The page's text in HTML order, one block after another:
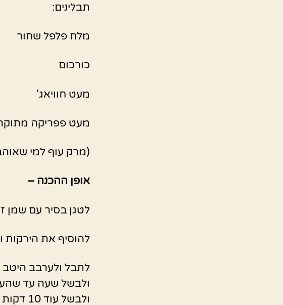
תבלינים:
מלח פלפל שחור
כורכום
מעט חוויאג'
מעט פפריקה
(מרק עוף למי
אופן ההכנה –
לטגן בסיר עם שמן
להוסיף את הירקות
לתבל ולערבב היטב
ולבשל שעה עד
ולבשל עוד 10 דקות וזהו המרק מוכן.